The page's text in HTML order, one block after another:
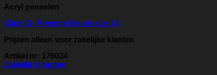
Acryl penselen
Click On Prestige Brush size 14
Prijzen alleen voor zakelijke klanten
Artikel nr: 176024
Zakelijk inloggen